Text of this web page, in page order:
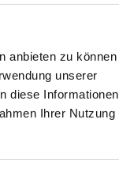
anbieten zu können
unserer
diese Informationen
Ihrer Nutzung